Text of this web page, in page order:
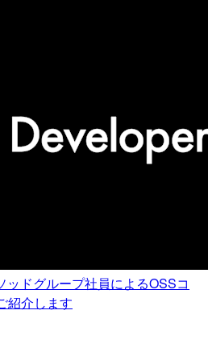
ドグループ社員によるOSSコ
紹介します